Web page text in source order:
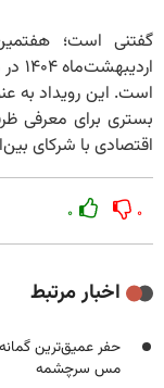
است. این رویداد به
بستری برای معرفی
اقتصادی با شرکای
۰ ۰
اخبار مرتبط
مس سرچشمه